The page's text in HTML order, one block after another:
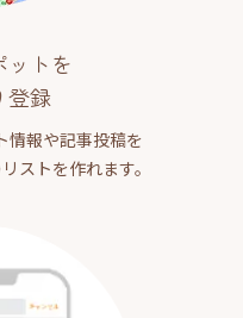
ットを
登録
情報や記事投稿を
ストを作れます。